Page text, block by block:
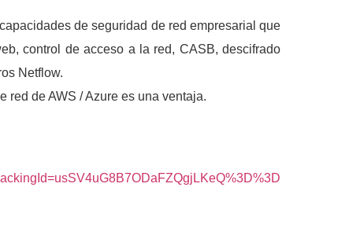
de seguridad de red empresarial que
control de acceso a la red, CASB, descifrado
Netflow.
red de AWS / Azure es una ventaja.